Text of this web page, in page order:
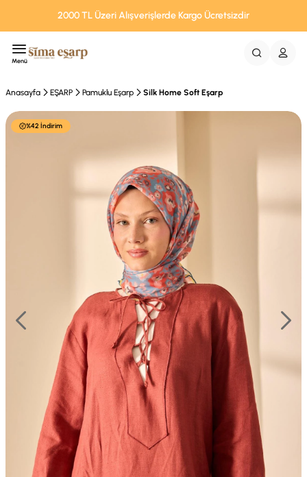
2000 TL Üzeri Alışverişlerde Kargo Ücretsizdir
Menü
Anasayfa EŞARP Pamuklu Eşarp Silk Home Soft Eşarp
%42 İndirim